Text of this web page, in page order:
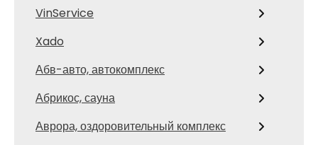
VinService
Xado
Абв-авто, автокомплекс
Абрикос, сауна
Аврора, оздоровительный комплекс